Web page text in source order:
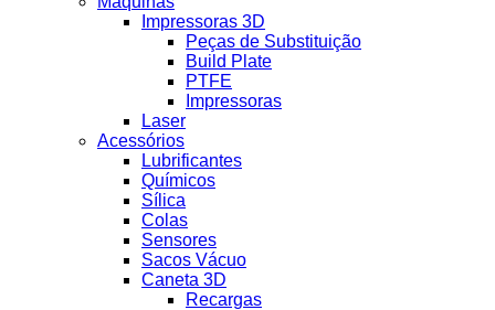
Impressoras 3D
Peças de Substituição
Build Plate
PTFE
Impressoras
Laser
Acessórios
Lubrificantes
Químicos
Sílica
Colas
Sensores
Sacos Vácuo
Caneta 3D
Recargas